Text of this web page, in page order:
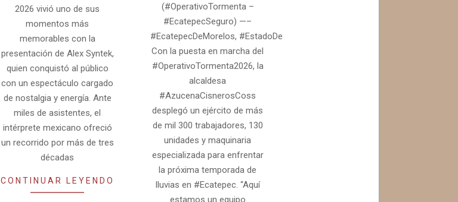
2026 vivió uno de sus
momentos más
memorables con la
presentación de Alex Syntek,
quien conquistó al público
con un espectáculo cargado
de nostalgia y energía. Ante
miles de asistentes, el
intérprete mexicano ofreció
un recorrido por más de tres
décadas
CONTINUAR LEYENDO
(#OperativoTormenta –
#EcatepecSeguro) —–
#EcatepecDeMorelos, #EstadoDeMéxico.-
Con la puesta en marcha del
#OperativoTormenta2026, la
alcaldesa
#AzucenaCisnerosCoss
desplegó un ejército de más
de mil 300 trabajadores, 130
unidades y maquinaria
especializada para enfrentar
la próxima temporada de
lluvias en #Ecatepec. “Aquí
estamos un equipo